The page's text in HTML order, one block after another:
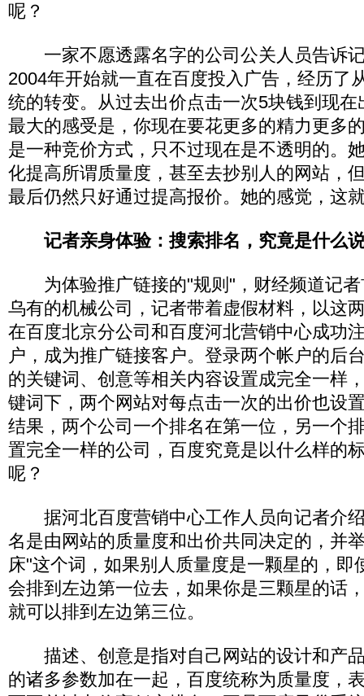
呢？
一家不愿透露名字的公司公关人员告诉
2004年开始就一直在百度投入广告，经历了
统的转变。从过去出价点击一次5块钱到现
最大的感受是，你现在要花更多的精力更多
是一种竞价方式，只不过现在是不透明的。
化提高所谓质量度，甚至去抄别人的网站，
最后仍然只好通过提高报价。她的感觉，这
记者亲身体验：搜索排名，究竟是什么
为体验推广链接的"规则"，财经频道记者
乌有的机械公司，记者带着虚假材料，以这
在百度北京分公司和百度河北营销中心成功
户，成为推广链接客户。登录两个帐户的后
的关键词、创意等相关内容设置成完全一样
键词下，两个网站对每点击一次的出价也设
结果，两个公司一个排名在第一位，另一个
置完全一样的公司，百度究竟是以什么样的
呢？
据河北百度营销中心工作人员向记者介
名是由网站的质量度和出价共同决定的，并
床"这个词，如果别人质量度是一颗星的，即
会排到左边第一位去，如果你是三颗星的话
就可以排到左边第三位。
描述、创意是指对自己网站的设计和产
的诸多参数加在一起，百度统称为质量度，